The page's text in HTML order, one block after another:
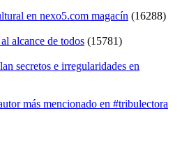
en nexo5.com magacín (16288)
alcance de todos (15781)
secretos e irregularidades en
más mencionado en #tribulectora